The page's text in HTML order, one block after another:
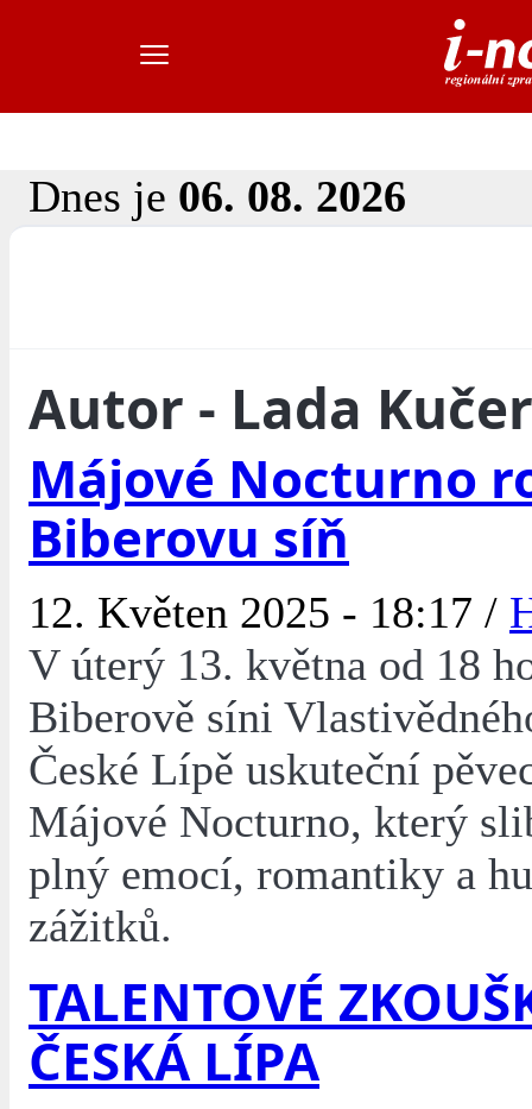
Dnes je 06. 08. 2026
Autor - Lada
Májové Nocturno
Biberovu síň
12. Květen 2025 - 18:17 /
V úterý 13. května od 18
Biberově síni
České Lípě uskuteční
Májové Nocturno, který
plný emocí, romantiky a
zážitků.
TALENTOVÉ
ČESKÁ LÍPA